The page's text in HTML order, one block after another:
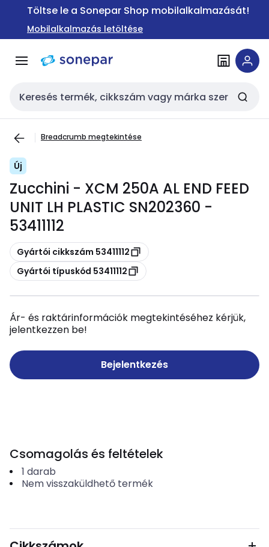
Ugrás a
Ugrás a
tartalomra
Töltse le a Sonepar Shop mobilalkalmazását!
Mobilalkalmazás letöltése
Keresési bemenet
Breadcrumb megtekintése
Új
Zucchini - XCM 250A AL END FEED
UNIT LH PLASTIC SN202360 -
53411112
Másolás
Gyártói cikkszám 53411112
Másolás
Gyártói típuskód 53411112
Ár- és raktárinformációk megtekintéséhez kérjük,
jelentkezzen be!
Bejelentkezés
Csomagolás és feltételek
1 darab
Nem visszaküldhető termék